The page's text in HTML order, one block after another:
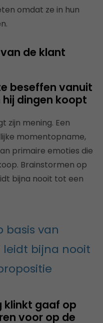
omdat ze in hun
de klant
beseffen vanuit
dingen koopt
zijn mening. Een
momentopname,
primaire emoties die
Brainstormen op
bijna nooit tot een
basis van
leidt bijna nooit
klinkt gaaf op
voor op de